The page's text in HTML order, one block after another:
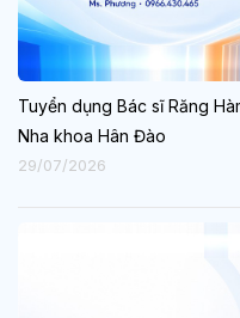
Tuyển dụng Bác sĩ Răng
Nha khoa Hân Đào
29/07/2026